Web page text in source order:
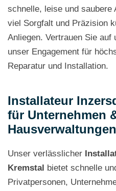
schnelle, leise und saubere
viel Sorgfalt und Präzision
Anliegen. Vertrauen Sie auf
unser Engagement für
Reparatur und Installation.
Installateur
für Unternehmen
Hausverwaltungen
Unser verlässlicher
Kremstal bietet schnelle
Privatpersonen,